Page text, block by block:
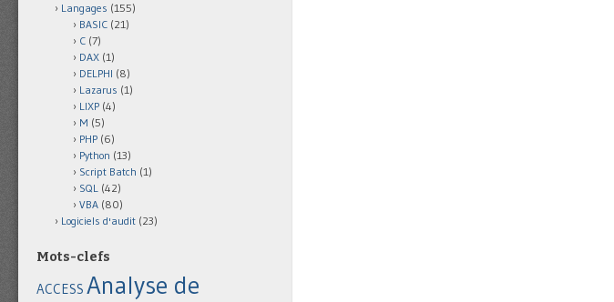
Langages (155)
BASIC (21)
C (7)
DAX (1)
DELPHI (8)
Lazarus (1)
LIXP (4)
M (5)
PHP (6)
Python (13)
Script Batch (1)
SQL (42)
VBA (80)
Logiciels d'audit (23)
Mots-clefs
ACCESS Analyse de